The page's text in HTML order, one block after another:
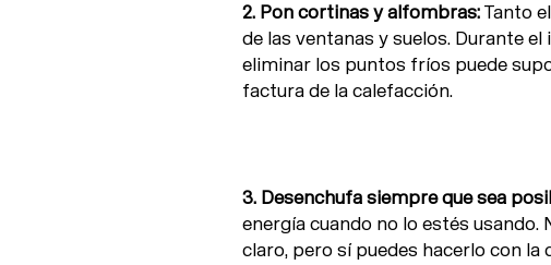
2. Pon cortinas y alfombras: Tanto
de las ventanas y suelos. Durante
eliminar los puntos fríos puede
factura de la calefacción.
3. Desenchufa siempre que sea
energía cuando no lo estés
claro, pero sí puedes hacerlo con